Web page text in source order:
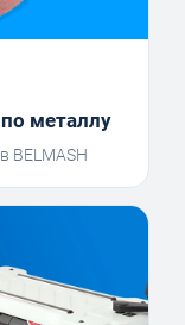
металлу
BELMASH